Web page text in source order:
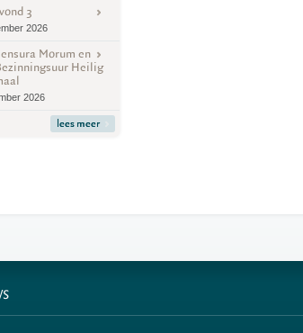
3
2026
Morum en
Heilig
2026
lees meer